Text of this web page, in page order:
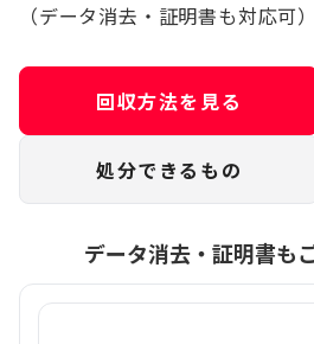
（データ消去・証明書も対応可）
回収方法を見る
処分できるもの
データ消去・証明書も